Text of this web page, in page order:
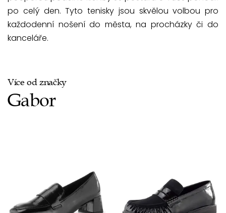
po celý den. Tyto tenisky jsou skvělou volbou pro
každodenní nošení do města, na procházky či do
kanceláře.
Více od značky
Gabor